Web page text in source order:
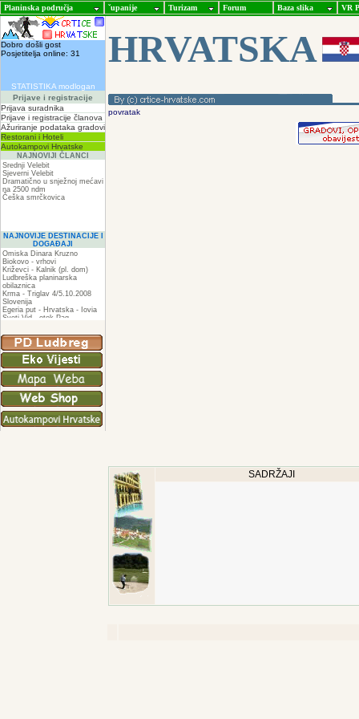
Planinska područja ˇupanije Turizam Forum Baza slika VR
Dobro došli gost
Posjetitelja online: 31
STATISTIKA modlogan
Prijave i registracije
Prijava suradnika
Prijave i registracije članova
Ažuriranje podataka gradovi
Restorani i Hoteli
Autokampovi Hrvatske
NAJNOVIJI ČLANCI
Srednji Velebit
Sjeverni Velebit
Dramatično u snježnoj mećavi
na 2500 ndm
Češka smrčkovica
NAJNOVIJE DESTINACIJE I
DOGAĐAJI
Omiska Dinara Kruzno
Biokovo - vrhovi
Križevci - Kalnik (pl. dom)
Ludbreška planinarska
obilaznica
Krma - Triglav 4/5.10.2008
Slovenija
Egeria put - Hrvatska - Iovia
Sveti Vid - otok Pag
ZIR
Podkilavac-Mudna dol-Hahlići-
Kolac-Podki
HRVATSKA
povratak
SADRŽAJI